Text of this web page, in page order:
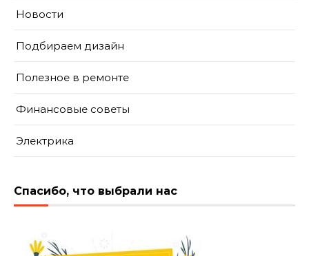
Новости
Подбираем дизайн
Полезное в ремонте
Финансовые советы
Электрика
Спасибо, что выбрали нас